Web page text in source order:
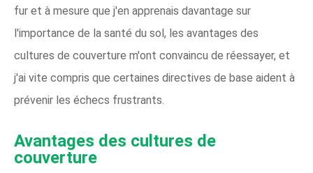
fur et à mesure que j'en apprenais davantage sur
l'importance de la santé du sol, les avantages des
cultures de couverture m'ont convaincu de réessayer, et
j'ai vite compris que certaines directives de base aident à
prévenir les échecs frustrants.
Avantages des cultures de
couverture